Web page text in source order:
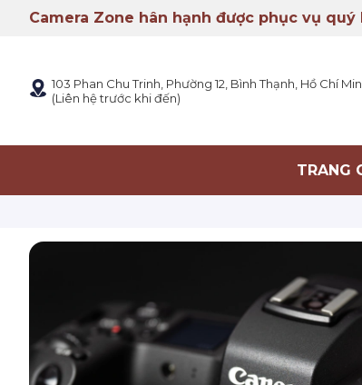
Camera Zone hân hạnh được phục vụ quý
103 Phan Chu Trinh, Phường 12, Bình Thạnh, Hồ Chí
(Liên hệ trước khi đến)
TRANG